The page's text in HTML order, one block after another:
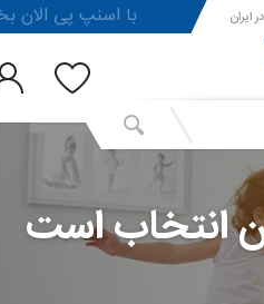
!با اسنپ پی الان بخر، تو 4 قسط ایران
انتخاب است